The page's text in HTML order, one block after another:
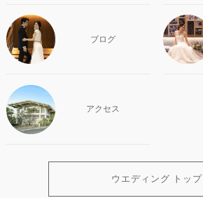
ブログ
アクセス
ウエディング トップ